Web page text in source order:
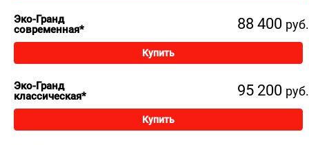
88 400 руб.
Эко-Гранд
современная*
Купить
95 200 руб.
Эко-Гранд
классическая*
Купить